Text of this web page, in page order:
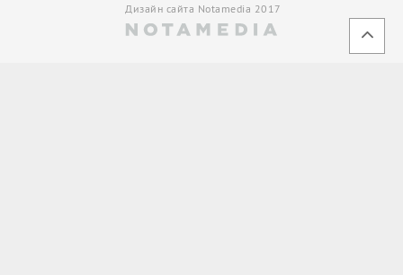
Дизайн сайта Notamedia 2017